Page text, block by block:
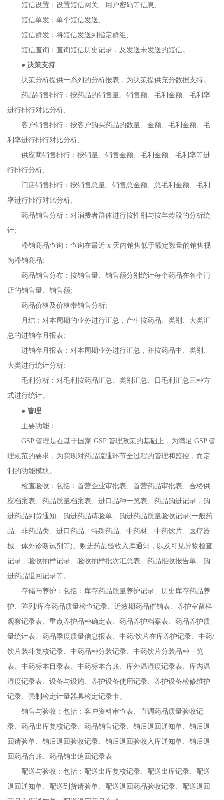
短信设置：设置短信网关、用户密码等信息;
短信单发：单个短信发送;
短信群发：将短信发送到指定群组;
短信查询：查询短信历史记录，及发送未发送的短信。
● 决策支持
决策分析提供一系列的分析报表，为决策提供充分数据支持。
药品销售排行：按药品的销售量、销售额、毛利金额、毛利率
进行排行对比分析;
客户销售排行：按客户购买药品的数量、金额、毛利金额、毛
利率进行排行对比分析;
供应商销售排行：按销量、销售金额、毛利金额、毛利率等进
行排行分析;
门店销售排行：按销售总量、销售总金额、总毛利金额、毛利
率进行排行对比分析;
药品销售分析：对消费者群体进行按性别与按年龄段的分析统
计;
滞销商品查询：查询在最近 x 天内销售低于额定数量的销售视
为滞销商品;
药品销售分布：按销售量、销售额分别统计每个药品在各个门
店的销售量、销售额;
药品价格及价格带销售分析;
月结：对本周期的业务进行汇总，产生按药品、类别、大类汇
总的进销存月报表;
进销存月报表：对本周期业务进行汇总，并按药品中、类别、
大类进行统计分析;
毛利分析：对毛利按药品汇总、类别汇总、日毛利汇总三种方
式进行统计。
● 管理
主要功能：
GSP 管理是在基于国家 GSP 管理政策的基础上，为满足 GSP 管
理规范的要求，为实现对药品流通环节全过程的管理和监控，而定
制的功能模块。
检查验收：包括：首营企业审批表、首营药品审批表、合格供
应档案表、药品质量档案表、进口品种一览表、药品购进记录，购
进药品到货通知、购进药品请验单、购进药品质量验收记录(一般药
品、非药品类、进口药品、特殊药品、中药材、中药饮片、医疗器
械、体外诊断试剂等)、购进药品验收入库通知，以及可见异物检查
记录、验收抽样记录、验收抽样批次汇总表、药品拒收报告单、购
进药品退回记录等。
存储与养护：包括：库存药品质量养护记录、历史库存药品养
护、阵列/库存药品质量检查记录、近效期药品催销表、养护室留样
观察记录表、重点养护品种确定表、药品养护档案表、药品养护质
量统计表、药品季度质量信息报表、中药/饮片在库养护记录、中药/
饮片装斗复核记录、中药品种分装记录、中药饮片分装品种一览
表、中药标本目录表、中药标本台账、库外温湿度记录表、库内温
湿度记录表、设备与设施、养护设备使用记录、养护设备检修维护
记录、强制检定计量器具检定记录卡。
销售与验收：包括：客户资料审查表、直调药品质量验收记
录、药品出库复核记录、药品销售记录、销后退回通知单、销后退
回请验单、销后退回验收记录、销后退回验收入库通知单、销后退
回药品台账、药品销出追回记录表
配送与验收：包括：配送出库复核记录、配送出库记录、配送
退回通知单、配送到货请验单、配送退回药品验收记录、配送退回